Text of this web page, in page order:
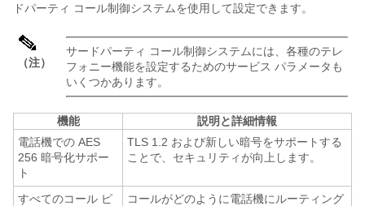
ドパーティ コール制御システムを使用して設定できます。
（注）
サードパーティ コール制御システムには、各種のテレ
フォニー機能を設定するためのサービス パラメータも
いくつかあります。
機能
説明と詳細情報
電話機での AES
256 暗号化サポー
ト
TLS 1.2 および新しい暗号をサポートする
ことで、セキュリティが向上します。
すべてのコール ピ
コールがどのように電話機にルーティング